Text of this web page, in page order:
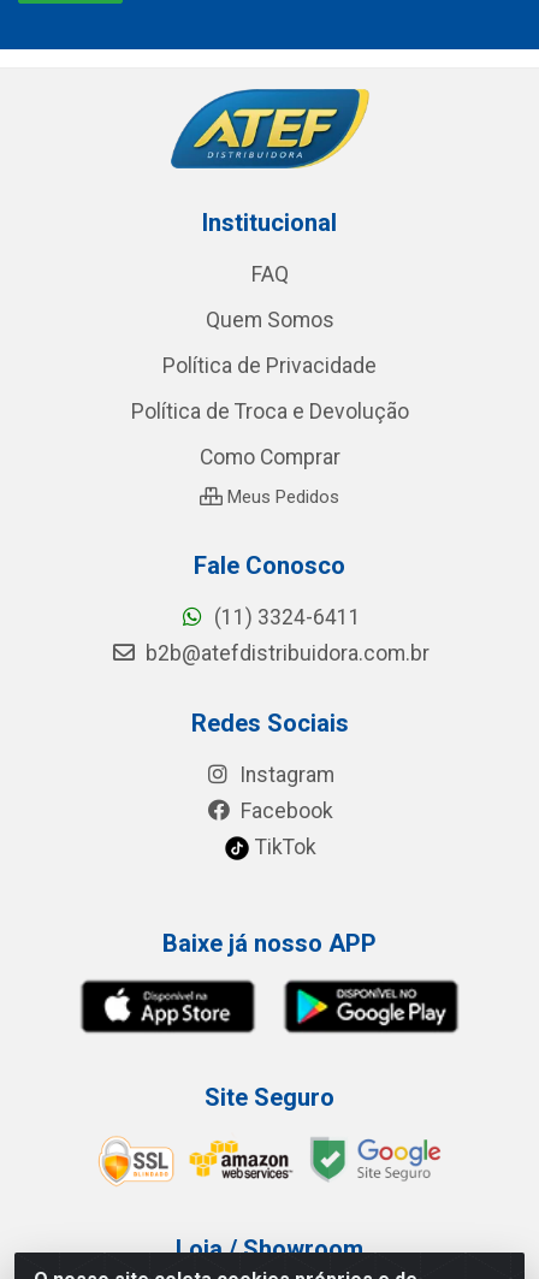
Institucional
FAQ
Quem Somos
Política de Privacidade
Política de Troca e Devolução
Como Comprar
Meus Pedidos
Fale Conosco
(11) 3324-6411
b2b@atefdistribuidora.com.br
Redes Sociais
Instagram
Facebook
TikTok
Baixe já nosso APP
Site Seguro
Loja / Showroom